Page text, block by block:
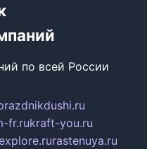
по всей России
fr.rukraft-you.ru
rastenuya.ru